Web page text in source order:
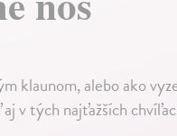
klaunom, alebo ako
v tých najťažších